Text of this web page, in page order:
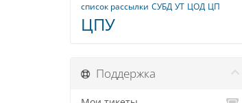
список рассылки СУБД УТ ЦОД ЦП
ЦПУ
Поддержка